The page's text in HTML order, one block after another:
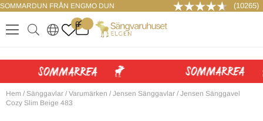
SOMMARDUN FRÅN ENGMO DUN (10265)
.
0
. ..
LOGGA IN
Hem / Sänggavlar / Varumärken / Jensen Sänggavlar / Jensen Sänggavel
Cozy Slim Beige 483